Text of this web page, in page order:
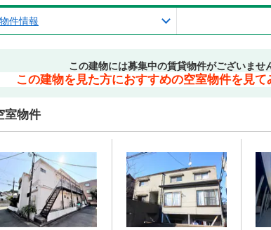
件情報
この建物には募集中の賃貸物件がございませ
この建物を見た方におすすめの空室物件を見て
室物件